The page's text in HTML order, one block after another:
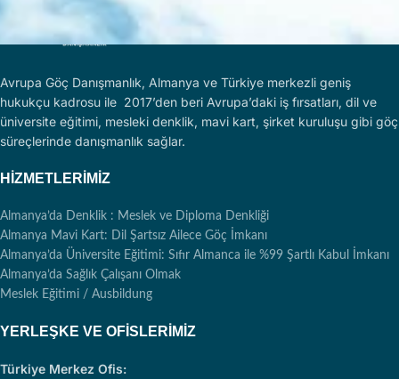
Avrupa Göç Danışmanlık, Almanya ve Türkiye merkezli geniş
hukukçu kadrosu ile 2017’den beri Avrupa’daki iş fırsatları, dil ve
üniversite eğitimi, mesleki denklik, mavi kart, şirket kuruluşu gibi göç
süreçlerinde danışmanlık sağlar.
HIZMETLERIMIZ
Almanya’da Denklik : Meslek ve Diploma Denkliği
Almanya Mavi Kart: Dil Şartsız Ailece Göç İmkanı
Almanya’da Üniversite Eğitimi: Sıfır Almanca ile %99 Şartlı Kabul İmkanı
Almanya’da Sağlık Çalışanı Olmak
Meslek Eğitimi / Ausbildung
YERLEŞKE VE OFISLERIMIZ
Türkiye Merkez Ofis: